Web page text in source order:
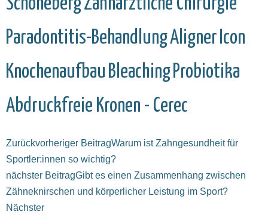
SchönebergZahnärztliche Chirurgie
Paradontitis-BehandlungAligner Icon
Knochenaufbau Bleaching Probiotika
Abdruckfreie Kronen - Cerec
Zurückvorheriger BeitragWarum ist Zahngesundheit für
Sportler:innen so wichtig?
nächster BeitragGibt es einen Zusammenhang zwischen
Zähneknirschen und körperlicher Leistung im Sport?
Nächster